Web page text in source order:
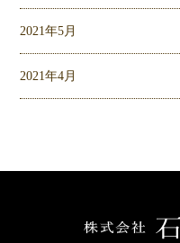
2021年5月
2021年4月